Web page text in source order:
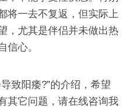
将一去不复返，但实际上
，尤其是伴侣并未做出热
信心。
致阳痿?”的介绍，希望
其它问题，请在线咨询我